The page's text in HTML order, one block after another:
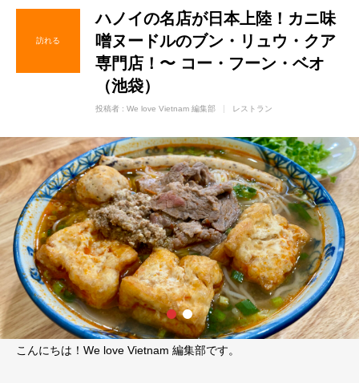
訪れる
ハノイの名店が日本上陸！カニ味
噌ヌードルのブン・リュウ・クア
専門店！〜 コー・フーン・ベオ
（池袋）
投稿者 : We love Vietnam 編集部 レストラン
こんにちは！We love Vietnam 編集部です。